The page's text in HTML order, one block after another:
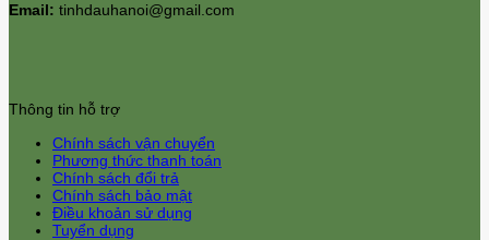
Email: tinhdauhanoi@gmail.com
Thông tin hỗ trợ
Chính sách vận chuyển
Phương thức thanh toán
Chính sách đổi trả
Chính sách bảo mật
Điều khoản sử dụng
Tuyển dụng